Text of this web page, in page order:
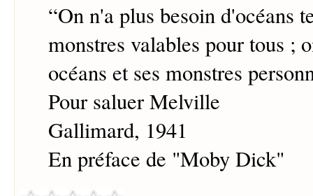
“On n'a plus besoin d'océans
monstres valables pour tous ;
océans et ses monstres
Pour saluer Melville
Gallimard, 1941
En préface de "Moby Dick"